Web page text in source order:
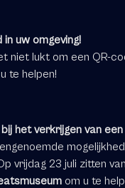
uw omgeving!
niet lukt om een QR-
te helpen!
het verkrijgen van
vrijdag 23 juli zitten
om u te